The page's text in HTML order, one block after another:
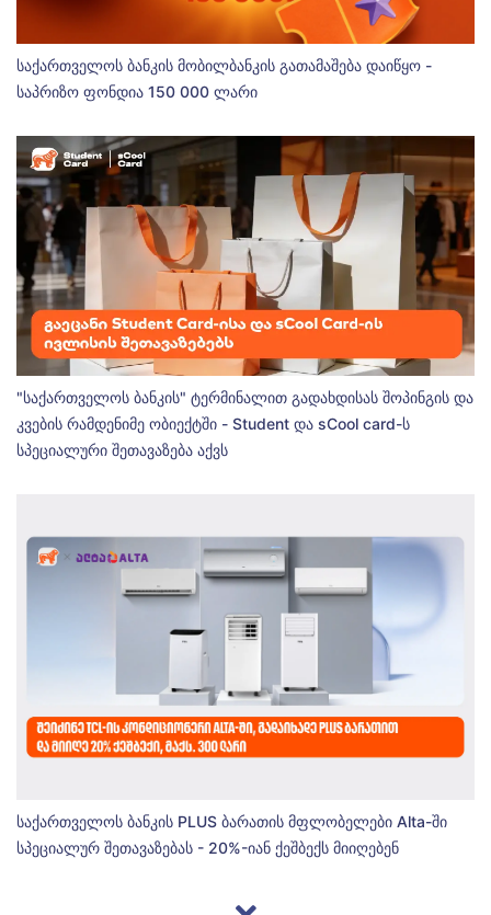
საქართველოს ბანკის მობილბანკის გათამაშება დაიწყო -
საპრიზო ფონდია 150 000 ლარი
"საქართველოს ბანკის" ტერმინალით გადახდისას შოპინგის და
კვების რამდენიმე ობიექტში - Student და sCool card-ს
სპეციალური შეთავაზება აქვს
საქართველოს ბანკის PLUS ბარათის მფლობელები Alta-ში
სპეციალურ შეთავაზებას - 20%-იან ქეშბექს მიიღებენ